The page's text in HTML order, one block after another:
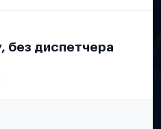
без диспетчера